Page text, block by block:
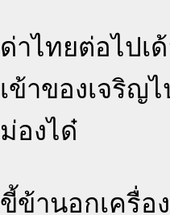
ด่าไทยต่อไปเ
เข้าของเจริญ
ม่องได๋
ขี้ข้านอกเครื่อ